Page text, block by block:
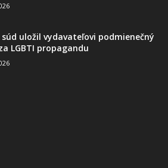
súd uložil vydavateľovi podmienečný
LGBTI propagandu